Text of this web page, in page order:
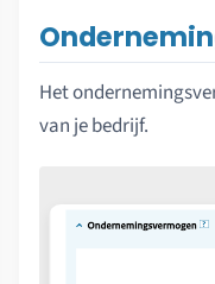
Het
van je bedrijf.